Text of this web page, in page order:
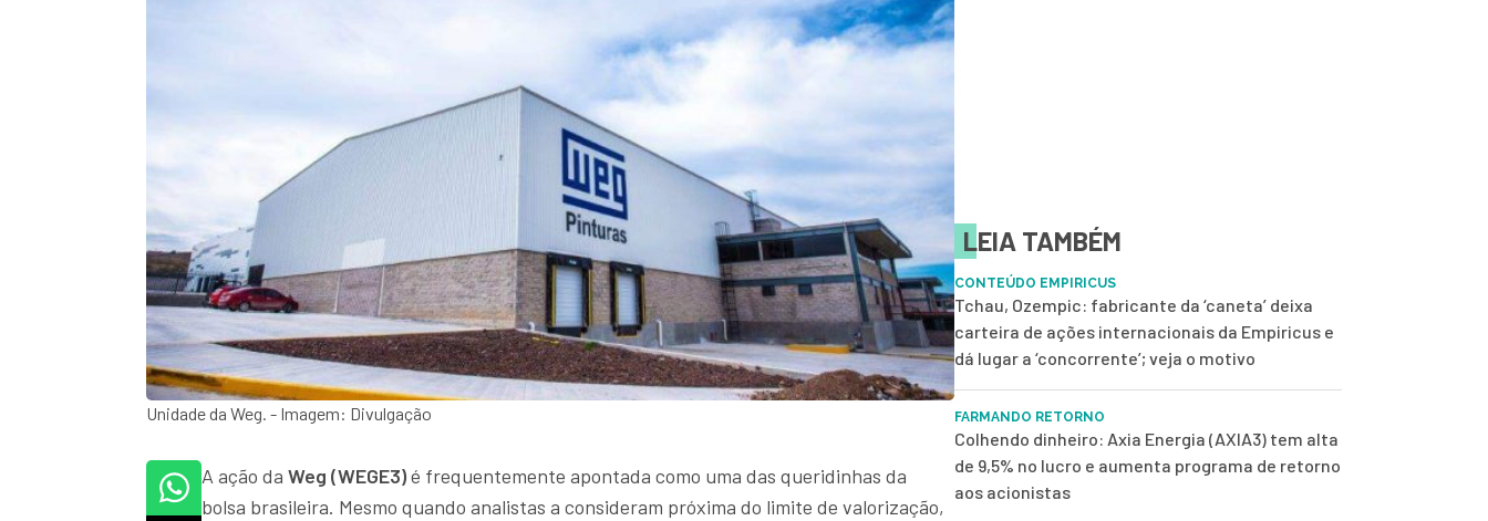
Unidade da Weg. - Imagem: Divulgação
A ação da Weg (WEGE3)é frequentemente apontada como uma das queridinhas da
bolsa brasileira. Mesmo quando analistas a consideram próxima do limite de valorização,
LEIA TAMBÉM
CONTEÚDO EMPIRICUS
Tchau, Ozempic: fabricante da ‘caneta’ deixa
carteira de ações internacionais da Empiricus e
dá lugar a ‘concorrente’; veja o motivo
FARMANDO RETORNO
Colhendo dinheiro: Axia Energia (AXIA3) tem alta
de 9,5% no lucro e aumenta programa de retorno
aos acionistas